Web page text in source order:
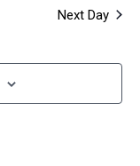
Next Day